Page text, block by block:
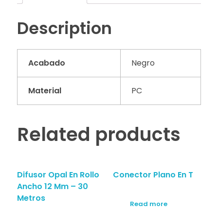
Description
Acabado Negro
Material PC
Related products
Difusor Opal En Rollo
Ancho 12 Mm – 30
Metros
Conector Plano En T
Read more